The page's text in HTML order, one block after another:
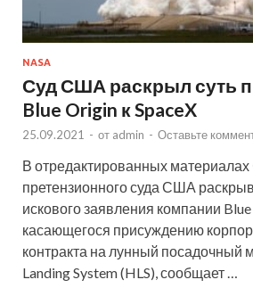
NASA
Суд США раскрыл суть
Blue Origin к SpaceX
25.09.2021 - от admin - Оставьте
В отредактированных
претензионного суда США
искового заявления компании
касающегося присуждению
контракта на лунный посадочный
Landing System (HLS), сообщает …